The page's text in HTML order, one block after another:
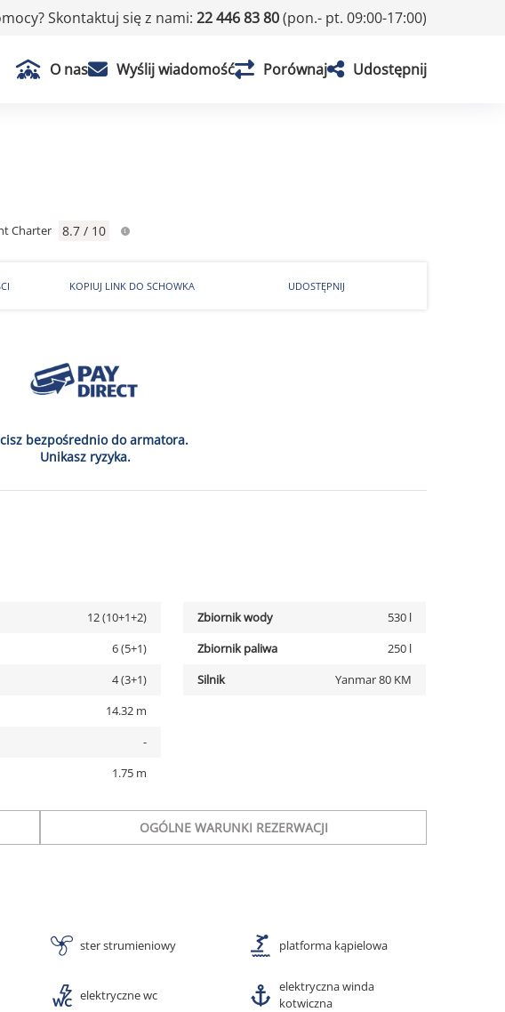
Skontaktuj się z nami: 22 446 83 80(pon.- pt. 09:00-17:00)
O nas Wyślij wiadomość Porównaj Udostępnij
Charter 8.7 / 10
KOPIUJ LINK DO SCHOWKA UDOSTĘPNIJ
bezpośrednio do armatora.
Unikasz ryzyka.
12 (10+1+2)
6 (5+1)
4 (3+1)
14.32 m
-
1.75 m
Zbiornik wody
530 l
Zbiornik paliwa
250 l
Silnik
Yanmar 80 KM
OGÓLNE WARUNKI REZERWACJI
ster strumieniowy platforma kąpielowa
elektryczne wc
elektryczna winda
kotwiczna